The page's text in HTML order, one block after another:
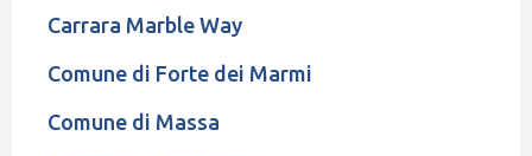
Carrara Marble Way
Comune di Forte dei Marmi
Comune di Massa